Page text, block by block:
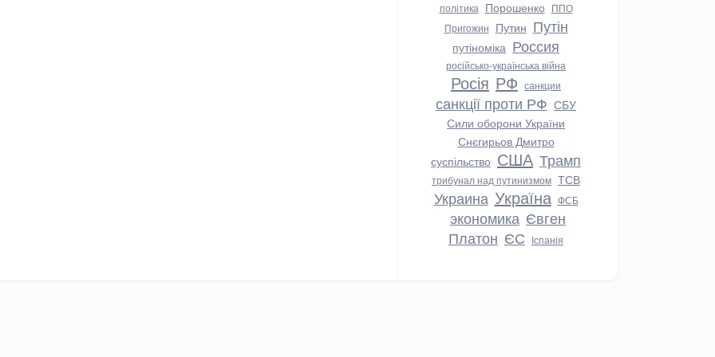
політика Порошенко ППО
Пригожин Путин Путін
путіноміка Россия
російсько-українська війна
Росія РФ санкции
санкції проти РФ СБУ
Сили оборони України
Снєгирьов Дмитро
суспільство США Трамп
трибунал над путинизмом ТСВ
Украина Україна ФСБ
экономика Євген
Платон ЄС Іспанія